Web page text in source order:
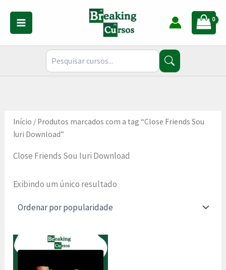
conteúdo
Início / Produtos marcados com a tag “Close Friends Sou
Iuri Download”
Close Friends Sou Iuri Download
Exibindo um único resultado